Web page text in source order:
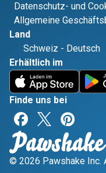
Datenschutz- und
Allgemeine
Land
Schweiz - Deutsch
Erhältlich im
Finde uns bei
© 2026 Pawshake Inc.